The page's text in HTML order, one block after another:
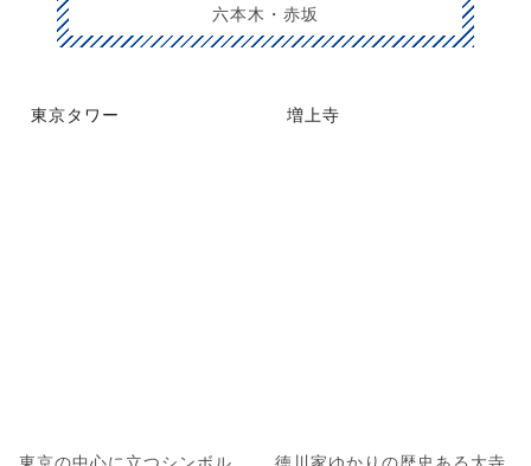
六本木・赤坂
東京タワー 増上寺